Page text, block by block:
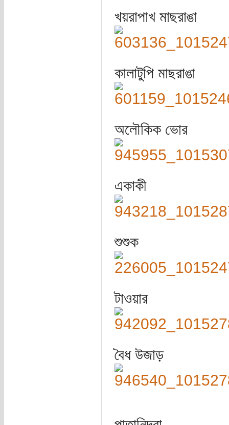
খয়রাপাখ মাছরাঙা
কালাটুপি মাছরাঙা
অলৌকিক ভোর
একাকী
শুশুক
টাওয়ার
বৈধ উজাড়